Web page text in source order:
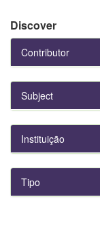
Discover
Contributor
Subject
Instituição
Tipo